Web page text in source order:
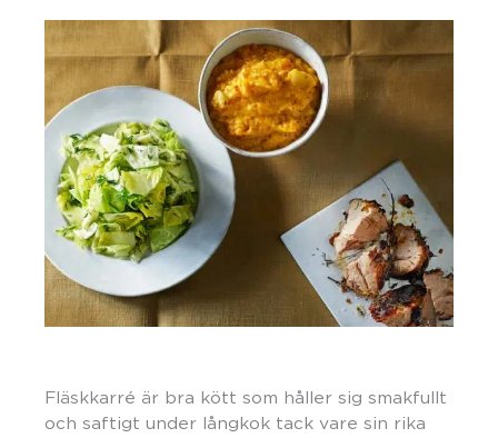
Fläskkarré är bra kött som håller sig smakfullt
och saftigt under långkok tack vare sin rika